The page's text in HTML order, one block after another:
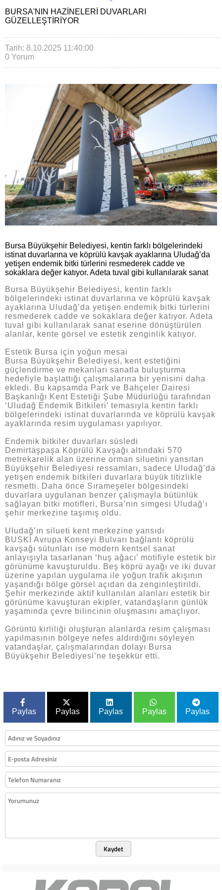
BURSA'NIN HAZINELERI DUVARLARI
GÜZELLEŞTIRIYOR
Tarih: 8.10.2025 11:40:00
0 Yorum
Bursa Büyükşehir Belediyesi, kentin farklı bölgelerindeki
istinat duvarlarına ve köprülü kavşak ayaklarına Uludağ’da
yetişen endemik bitki türlerini resmederek cadde ve
sokaklara değer katıyor. Adeta tuval gibi kullanılarak sanat
Bursa Büyükşehir Belediyesi, kentin farklı
bölgelerindeki istinat duvarlarına ve köprülü kavşak
ayaklarına Uludağ’da yetişen endemik bitki türlerini
resmederek cadde ve sokaklara değer katıyor. Adeta
tuval gibi kullanılarak sanat eserine dönüştürülen
alanlar, kente görsel ve estetik zenginlik katıyor.
Estetik Bursa için yoğun mesai
Bursa Büyükşehir Belediyesi, kent estetiğini
güçlendirme ve mekanları sanatla buluşturma
hedefiyle başlattığı çalışmalarına bir yenisini daha
ekledi. Bu kapsamda Park ve Bahçeler Dairesi
Başkanlığı Kent Estetiği Şube Müdürlüğü tarafından
‘Uludağ Endemik Bitkileri’ temasıyla kentin farklı
bölgelerindeki istinat duvarlarında ve köprülü kavşak
ayaklarında resim uygulaması yapılıyor.
Endemik bitkiler duvarları süsledi
Demirtaşpaşa Köprülü Kavşağı altındaki 570
metrekarelik alan üzerine orman siluetini yansıtan
Büyükşehir Belediyesi ressamları, sadece Uludağ’da
yetişen endemik bitkileri duvarlara büyük titizlikle
resmetti. Daha önce Sırameşeler bölgesindeki
duvarlara uygulanan benzer çalışmayla bütünlük
sağlayan bitki motifleri, Bursa’nın simgesi Uludağ’ı
şehir merkezine taşımış oldu.
Uludağ’ın silueti kent merkezine yansıdı
BUSKİ Avrupa Konseyi Bulvarı bağlantı köprülü
kavşağı sütunları ise modern kentsel sanat
anlayışıyla tasarlanan ‘huş ağacı’ motifiyle estetik bir
görünüme kavuşturuldu. Beş köprü ayağı ve iki duvar
üzerine yapılan uygulama ile yoğun trafik akışının
yaşandığı bölge görsel açıdan da zenginleştirildi.
Şehir merkezinde aktif kullanılan alanları estetik bir
görünüme kavuşturan ekipler, vatandaşların günlük
yaşamında çevre bilincinin oluşmasını amaçlıyor.
Görüntü kirliliği oluşturan alanlarda resim çalışması
yapılmasının bölgeye nefes aldırdığını söyleyen
vatandaşlar, çalışmalarından dolayı Bursa
Büyükşehir Belediyesi’ne teşekkür etti.
Paylas Paylas Paylas Paylas Paylas
Kaydet